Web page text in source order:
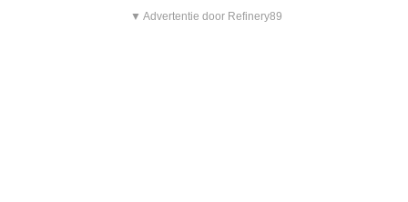
▼ Advertentie door Refinery89